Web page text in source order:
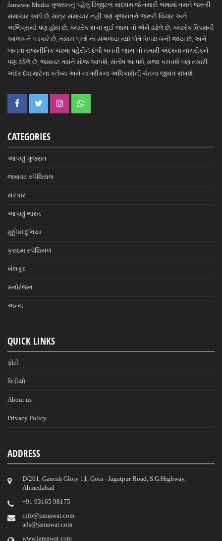
Jamawat Media ગુજરાતનું પહેલું ડિજીટલ માધ્યમ જે તમારી ભાષામાં તમને જરૂરી
સમાચાર આપે છે, માત્ર સમાચાર નહીં પણ ગુજરાતને જરૂરી વિચાર અને
અભિપ્રાયો પણ હોય છે, ક્યારેક સત્તા સુઈ જાય તો એને ઢંઢોળે છે, ક્યારેક વિપક્ષની
આળસને પડકારે છે, તમારા પ્રશ્નો ના સંભળાય ત્યાં પોતે વિપક્ષ બની જાય છે, અને
જનતા રાજનીતિક ચશ્મા પહેરીને દંભી બનતી જાય તો તમારી અંદરના નાગરીકને
પણ ઢંઢોળે છે, જમાવટ તમને મોજ આપશે, સંતોષ આપશે, મજા કરાવશે પણ તમારી
અંદર દેશ માટેના કર્તવ્ય અને નાગરીકના અધિકારોની ચેતના જીવંત રાખશે
CATEGORIES
આપણું ગુજરાત
જમાવટ સ્પેશિયલ
સરકાર
આપણું ભારત
મુઠ્ઠીમાં દુનિયા
ક્રાઇમ સ્પેશિયલ
ખેલકૂદ
મનોરંજન
અન્ય
QUICK LINKS
ફોટો
વિડીયો
About us
Privacy Policy
ADDRESS
D/201, Ganesh Glory 11, Gota - Jagatpur Road, S.G.Highway,
Ahmedabad
‎+91 93165 98175
info@jamawat.com
ads@jamawat.com
www.jamawat.com